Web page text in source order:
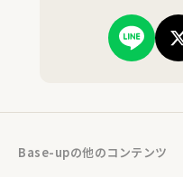
Base-upの他のコンテンツ